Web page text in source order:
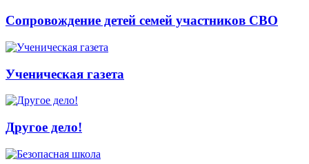
Сопровождение детей семей участников СВО
Ученическая газета
Другое дело!